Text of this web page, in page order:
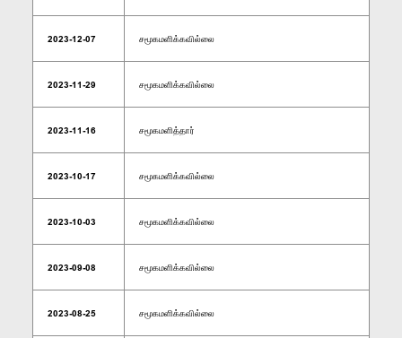
2023-12-07 சமூகமளிக்கவில்லை
2023-11-29 சமூகமளிக்கவில்லை
2023-11-16 சமூகமளித்தார்
2023-10-17 சமூகமளிக்கவில்லை
2023-10-03 சமூகமளிக்கவில்லை
2023-09-08 சமூகமளிக்கவில்லை
2023-08-25 சமூகமளிக்கவில்லை